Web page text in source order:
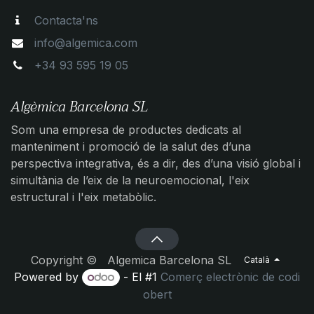
Contacta'ns
info@algemica.com
+34 93 595 19 05
Algèmica Barcelona SL
Som una empresa de productes dedicats al
manteniment i promoció de la salut des d’una
perspectiva integrativa, és a dir, des d’una visió global i
simultània de l’eix de la neuroemocional, l'eix
estructural i l'eix metabòlic.
Copyright © Algemica Barcelona SL Català
Powered by - El #1Comerç electrònic de codi
obert